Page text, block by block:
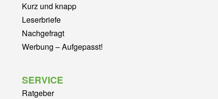
Kurz und knapp
Leserbriefe
Nachgefragt
Werbung – Aufgepasst!
SERVICE
Ratgeber